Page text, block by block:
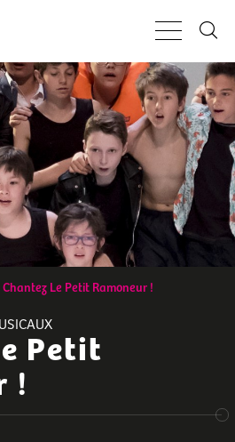
Chantez Le Petit Ramoneur !
Petit
!